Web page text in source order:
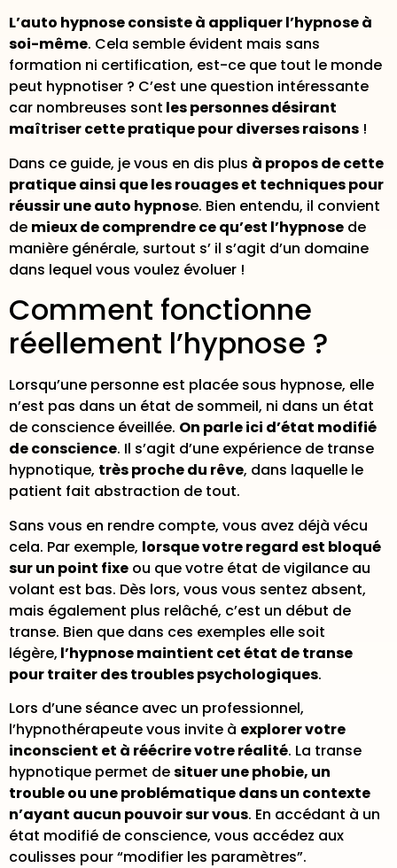
L’auto hypnose consiste à appliquer l’hypnose à
soi-même. Cela semble évident mais sans
formation ni certification, est-ce que tout le monde
peut hypnotiser ? C’est une question intéressante
car nombreuses sont les personnes désirant
maîtriser cette pratique pour diverses raisons !
Dans ce guide, je vous en dis plus à propos de cette
pratique ainsi que les rouages et techniques pour
réussir une auto hypnose. Bien entendu, il convient
de mieux de comprendre ce qu’est l’hypnose de
manière générale, surtout s’ il s’agit d’un domaine
dans lequel vous voulez évoluer !
Comment fonctionne
réellement l’hypnose ?
Lorsqu’une personne est placée sous hypnose, elle
n’est pas dans un état de sommeil, ni dans un état
de conscience éveillée. On parle ici d’état modifié
de conscience. Il s’agit d’une expérience de transe
hypnotique, très proche du rêve, dans laquelle le
patient fait abstraction de tout.
Sans vous en rendre compte, vous avez déjà vécu
cela. Par exemple, lorsque votre regard est bloqué
sur un point fixe ou que votre état de vigilance au
volant est bas. Dès lors, vous vous sentez absent,
mais également plus relâché, c’est un début de
transe. Bien que dans ces exemples elle soit
légère, l’hypnose maintient cet état de transe
pour traiter des troubles psychologiques.
Lors d’une séance avec un professionnel,
l’hypnothérapeute vous invite à explorer votre
inconscient et à réécrire votre réalité. La transe
hypnotique permet desituer une phobie, un
trouble ou une problématique dans un contexte
n’ayant aucun pouvoir sur vous. En accédant à un
état modifié de conscience, vous accédez aux
coulisses pour “modifier les paramètres”.